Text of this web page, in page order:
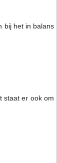
bij het in balans
staat er ook om